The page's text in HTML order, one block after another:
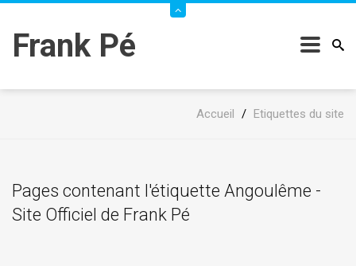
Frank Pé
Accueil / Etiquettes du site
Pages contenant l'étiquette Angoulême -
Site Officiel de Frank Pé